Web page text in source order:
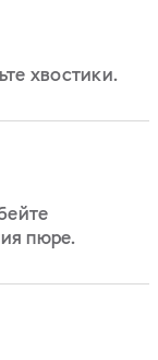
хвостики.
пюре.